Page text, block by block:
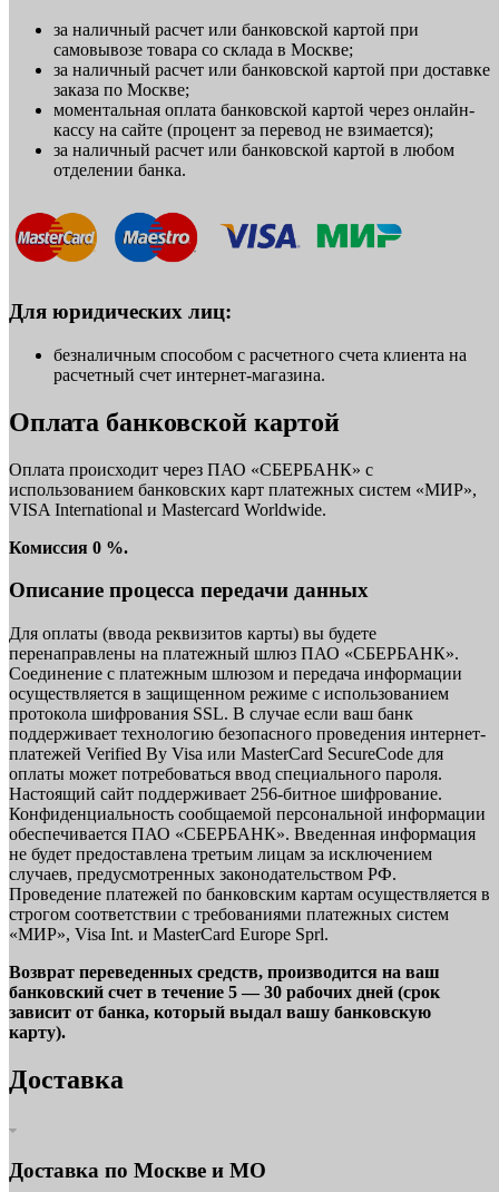
за наличный расчет или банковской картой при
самовывозе товара со склада в Москве;
за наличный расчет или банковской картой при доставке
заказа по Москве;
моментальная оплата банковской картой через онлайн-
кассу на сайте (процент за перевод не взимается);
за наличный расчет или банковской картой в любом
отделении банка.
Для юридических лиц:
безналичным способом с расчетного счета клиента на
расчетный счет интернет-магазина.
Оплата банковской картой
Оплата происходит через ПАО «СБЕРБАНК» с
использованием банковских карт платежных систем «МИР»,
VISA International и Mastercard Worldwide.
Комиссия 0 %.
Описание процесса передачи данных
Для оплаты (ввода реквизитов карты) вы будете
перенаправлены на платежный шлюз ПАО «СБЕРБАНК».
Соединение с платежным шлюзом и передача информации
осуществляется в защищенном режиме с использованием
протокола шифрования SSL. В случае если ваш банк
поддерживает технологию безопасного проведения интернет-
платежей Verified By Visa или MasterCard SecureCode для
оплаты может потребоваться ввод специального пароля.
Настоящий сайт поддерживает 256-битное шифрование.
Конфиденциальность сообщаемой персональной информации
обеспечивается ПАО «СБЕРБАНК». Введенная информация
не будет предоставлена третьим лицам за исключением
случаев, предусмотренных законодательством РФ.
Проведение платежей по банковским картам осуществляется в
строгом соответствии с требованиями платежных систем
«МИР», Visa Int. и MasterCard Europe Sprl.
Возврат переведенных средств, производится на ваш
банковский счет в течение 5 — 30 рабочих дней (срок
зависит от банка, который выдал вашу банковскую
карту).
Доставка
Доставка по Москве и МО